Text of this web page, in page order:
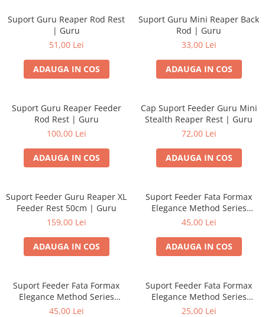
Nade si Momeli
Accesorii Monturi
Suport Guru Reaper Rod Rest
| Guru
51,00 Lei
ADAUGA IN COS
Suport Guru Mini Reaper Back
Rod | Guru
33,00 Lei
ADAUGA IN COS
Suport Guru Reaper Feeder
Rod Rest | Guru
100,00 Lei
ADAUGA IN COS
Cap Suport Feeder Guru Mini
Stealth Reaper Rest | Guru
72,00 Lei
ADAUGA IN COS
Suport Feeder Guru Reaper XL
Feeder Rest 50cm | Guru
159,00 Lei
ADAUGA IN COS
Suport Feeder Fata Formax
Elegance Method Series
FXEM-201002 | Formax
45,00 Lei
ADAUGA IN COS
Suport Feeder Fata Formax
Elegance Method Series
FXEM-201003 | Formax
45,00 Lei
Suport Feeder Fata Formax
Elegance Method Series
FXEM-201004 | Formax
25,00 Lei